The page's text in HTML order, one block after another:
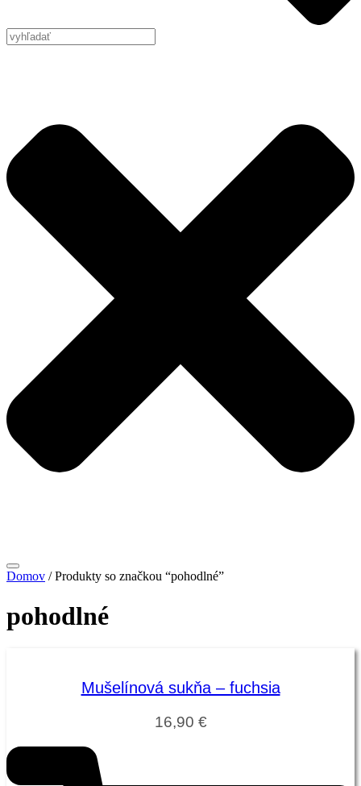
Domov / Produkty so značkou “pohodlné”
pohodlné
Mušelínová sukňa – fuchsia
16,90 €